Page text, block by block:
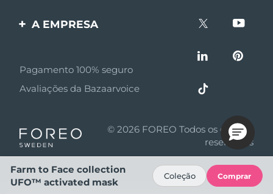
Registro de produto
A EMPRESA
Afiliados
Notícias de afiliados
Parceiro minoritário
Termos de uso
Política de privacidade
Pagamento 100% seguro
Avaliações da Bazaarvoice
© 2026 FOREO Todos os direitos
reservados
Farm to Face collection
UFO™ activated mask
Coleção Comprar